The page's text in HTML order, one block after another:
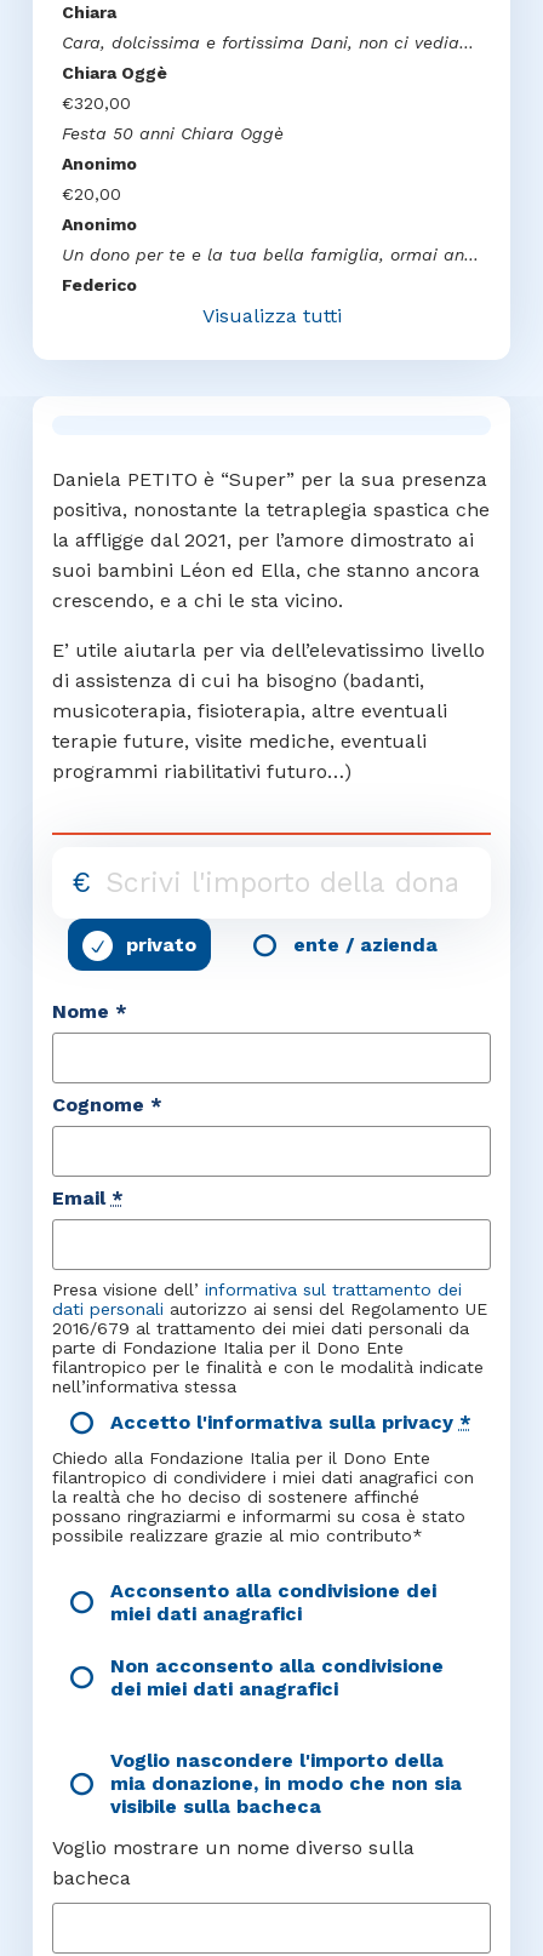
Chiara
Cara, dolcissima e fortissima Dani, non ci vediamo da anni ma ti sono vicina. Ti voglio bene, piccola
Chiara Oggè
€320,00
Festa 50 anni Chiara Oggè
Anonimo
€20,00
Anonimo
Un dono per te e la tua bella famiglia, ormai anche un po' nostra. Vi vogliamo bene. Buon anno!
Federico
Visualizza tutti
Daniela PETITO è “Super” per la sua presenza
positiva, nonostante la tetraplegia spastica che
la affligge dal 2021, per l’amore dimostrato ai
suoi bambini Léon ed Ella, che stanno ancora
crescendo, e a chi le sta vicino.
E’ utile aiutarla per via dell’elevatissimo livello
di assistenza di cui ha bisogno (badanti,
musicoterapia, fisioterapia, altre eventuali
terapie future, visite mediche, eventuali
programmi riabilitativi futuro…)
€
privato ente / azienda
Nome *
Cognome *
Email *
Presa visione dell’ informativa sul trattamento dei
dati personali autorizzo ai sensi del Regolamento UE
2016/679 al trattamento dei miei dati personali da
parte di Fondazione Italia per il Dono Ente
filantropico per le finalità e con le modalità indicate
nell’informativa stessa
Accetto l'informativa sulla privacy *
Chiedo alla Fondazione Italia per il Dono Ente
filantropico di condividere i miei dati anagrafici con
la realtà che ho deciso di sostenere affinché
possano ringraziarmi e informarmi su cosa è stato
possibile realizzare grazie al mio contributo*
Acconsento alla condivisione dei
miei dati anagrafici
Non acconsento alla condivisione
dei miei dati anagrafici
Voglio nascondere l'importo della
mia donazione, in modo che non sia
visibile sulla bacheca
Voglio mostrare un nome diverso sulla
bacheca